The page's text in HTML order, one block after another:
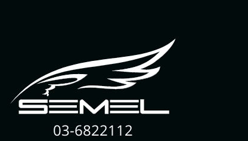
03-6822112